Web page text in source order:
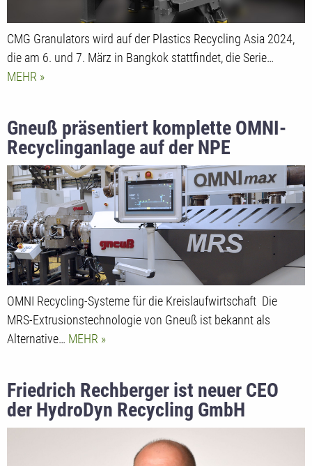
CMG Granulators wird auf der Plastics Recycling Asia 2024,
die am 6. und 7. März in Bangkok stattfindet, die Serie…
MEHR
Gneuß präsentiert komplette OMNI-
Recyclinganlage auf der NPE
OMNI Recycling-Systeme für die Kreislaufwirtschaft Die
MRS-Extrusionstechnologie von Gneuß ist bekannt als
Alternative… MEHR
Friedrich Rechberger ist neuer CEO
der HydroDyn Recycling GmbH